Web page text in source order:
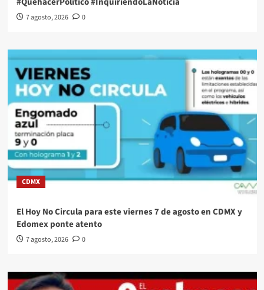
7 agosto, 2026 0
CDMX
El Hoy No Circula para este viernes 7 de agosto en CDMX y
Edomex ponte atento
7 agosto, 2026 0